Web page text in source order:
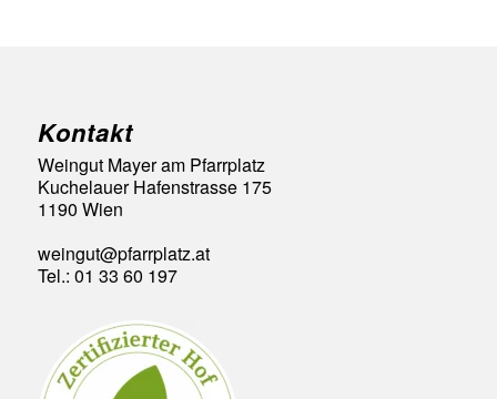
Kontakt
Weingut Mayer am Pfarrplatz
Kuchelauer Hafenstrasse 175
1190 Wien
weingut@pfarrplatz.at
Tel.: 01 33 60 197